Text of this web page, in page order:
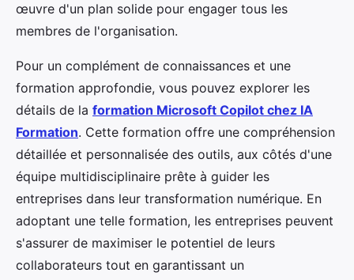
œuvre d'un plan solide pour engager tous les
membres de l'organisation.
Pour un complément de connaissances et une
formation approfondie, vous pouvez explorer les
détails de la formation Microsoft Copilot chez IA
Formation. Cette formation offre une compréhension
détaillée et personnalisée des outils, aux côtés d'une
équipe multidisciplinaire prête à guider les
entreprises dans leur transformation numérique. En
adoptant une telle formation, les entreprises peuvent
s'assurer de maximiser le potentiel de leurs
collaborateurs tout en garantissant un